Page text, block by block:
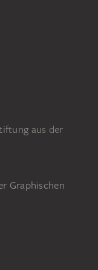
aus der
Graphischen